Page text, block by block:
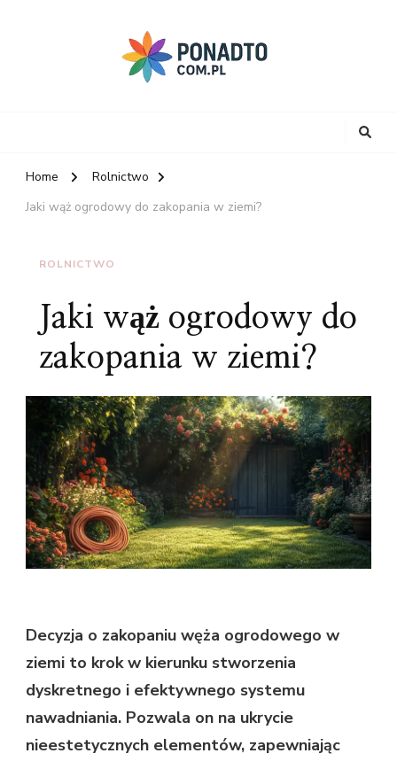
Home
Rolnictwo
Jaki wąż ogrodowy do zakopania w ziemi?
ROLNICTWO
Jaki wąż ogrodowy do
zakopania w ziemi?
Decyzja o zakopaniu węża ogrodowego w
ziemi to krok w kierunku stworzenia
dyskretnego i efektywnego systemu
nawadniania. Pozwala on na ukrycie
nieestetycznych elementów, zapewniając